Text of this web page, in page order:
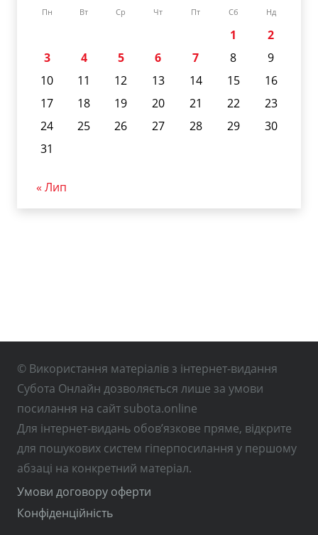
Пн Вт Ср Чт Пт Сб Нд
1
2
3
4 5 6 7 8
9
10
11 12 13 14 15
16
17
18 19 20 21 22
23
24
25 26 27 28 29
30
31
« Лип
© Використання матеріалів з інтернет-видання
Субота Онлайн дозволяється лише за умови
посилання на сайт subota.online
Для інтернет-видань обов’язкове пряме, відкрите
для пошукових систем гіперпосилання у першому
абзаці на конкретний матеріал.
Умови договору оферти
Конфіденційність